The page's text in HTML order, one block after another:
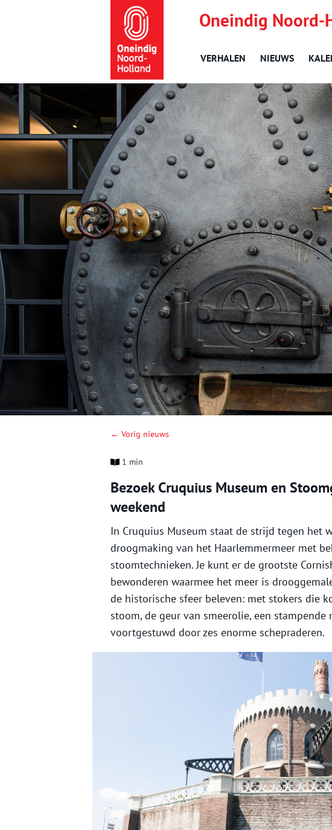
Oneindig Noord-
VERHALEN NIEUWS
← Vorig nieuws
1 min
Bezoek Cruquius Museum en
weekend
In Cruquius Museum staat de strijd tegen het
droogmaking van het Haarlemmermeer met
stoomtechnieken. Je kunt er de grootste
bewonderen waarmee het meer is
de historische sfeer beleven: met stokers die
stoom, de geur van smeerolie, een
voortgestuwd door zes enorme schepraderen.